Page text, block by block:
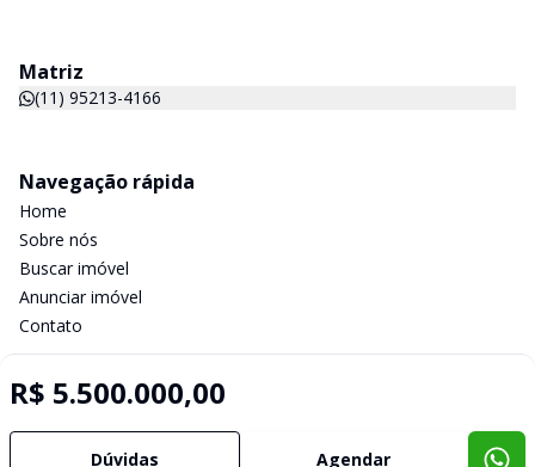
R$ 5.500.000,00
Dúvidas Agendar
Matriz
(11) 95213-4166
Navegação rápida
Home
Sobre nós
Buscar imóvel
Anunciar imóvel
Contato
Selo de Tecnologia Loft